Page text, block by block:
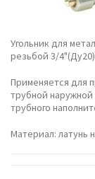
Угольник для
резьбой 3/
Применяется для
трубной
трубного
Материал: латунь